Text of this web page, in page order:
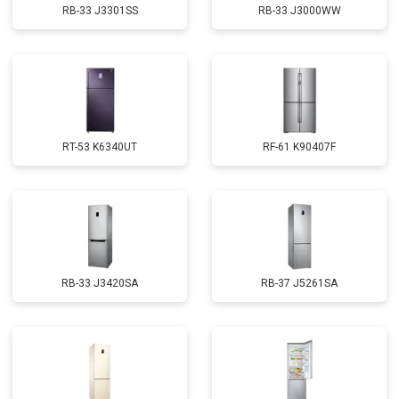
RB-33 J3301SS RB-33 J3000WW
RT-53 K6340UT RF-61 K90407F
RB-33 J3420SA RB-37 J5261SA